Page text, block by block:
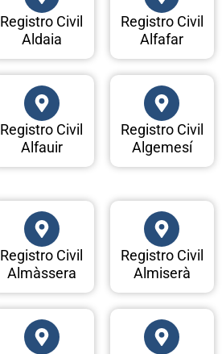
Registro Civil
Aldaia
Registro Civil
Alfafar
Registro Civil
Alfauir
Registro Civil
Algemesí
Registro Civil
Almàssera
Registro Civil
Almiserà